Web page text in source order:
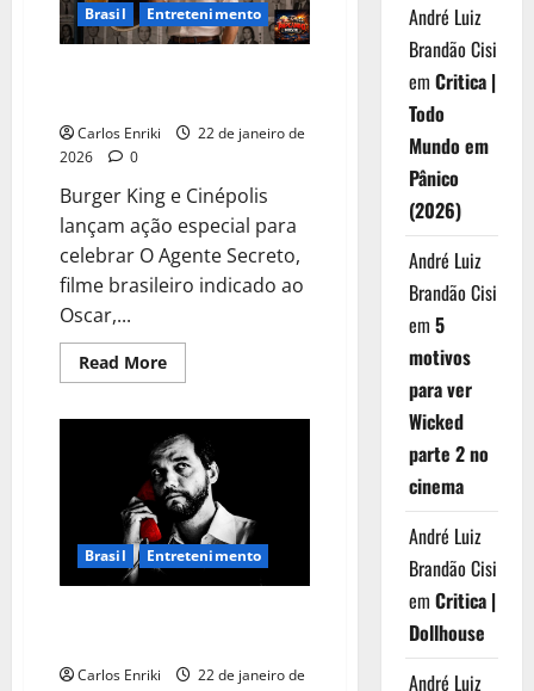
Brasil Entretenimento
Carlos Enriki
22 de janeiro de
2026
0
Burger King e Cinépolis
lançam ação especial para
celebrar O Agente Secreto,
filme brasileiro indicado ao
Oscar,...
Read MoreRead
more
lança
campanha
para
apoiar
O
Agente
Secreto
Brasil Entretenimento
Carlos Enriki
22 de janeiro de
André Luiz
Brandão Cisi
em Critica |
Todo
Mundo em
Pânico
(2026)
André Luiz
Brandão Cisi
em 5
motivos
para ver
Wicked
parte 2 no
cinema
André Luiz
Brandão Cisi
em Critica |
Dollhouse
André Luiz